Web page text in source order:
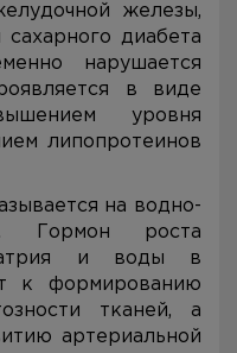
железы,
диабета
нарушается
в виде
уровня
липопротеинов
на водно-
Гормон роста
и воды в
к формированию
тканей, а
артериальной